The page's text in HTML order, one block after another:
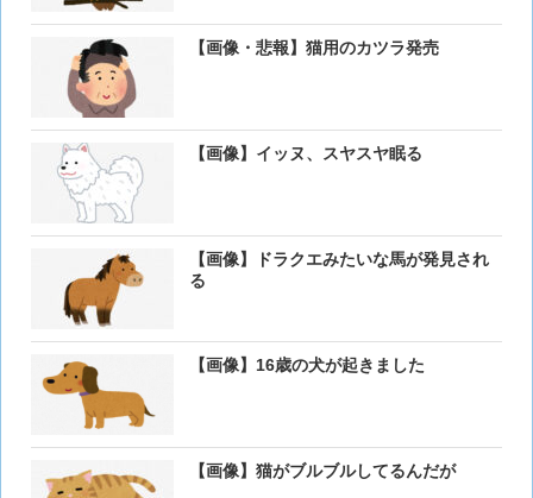
【画像・悲報】猫用のカツラ発売
【画像】イッヌ、スヤスヤ眠る
【画像】ドラクエみたいな馬が発見され
る
【画像】16歳の犬が起きました
【画像】猫がブルブルしてるんだが